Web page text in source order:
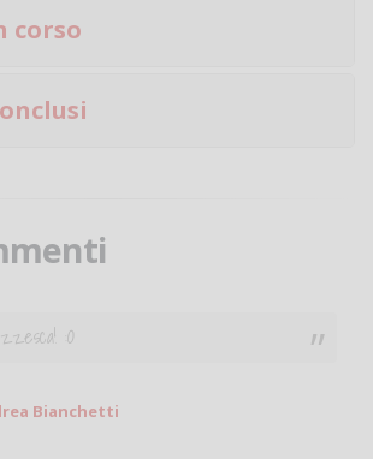
corso
da poco e vorrei tornare a
in zona e puoi giocare fammi sapere.